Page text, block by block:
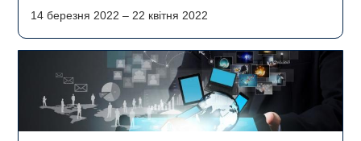
14 березня 2022 – 22 квітня 2022